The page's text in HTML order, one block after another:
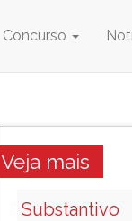
Concurso
Veja mais
Substantivo